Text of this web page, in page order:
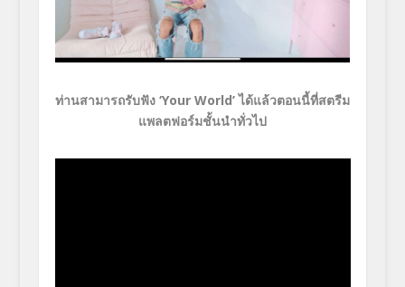
ท่านสามารถรับฟัง ‘Your World’ ได้แล้วตอนนี้ที่สตรีม
แพลตฟอร์มชั้นนำทั่วไป